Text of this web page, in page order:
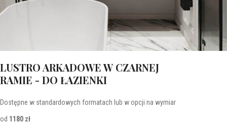
LUSTRO ARKADOWE W CZARNEJ
RAMIE - DO ŁAZIENKI
Dostępne w standardowych formatach lub w opcji na wymiar
od 1180 zł